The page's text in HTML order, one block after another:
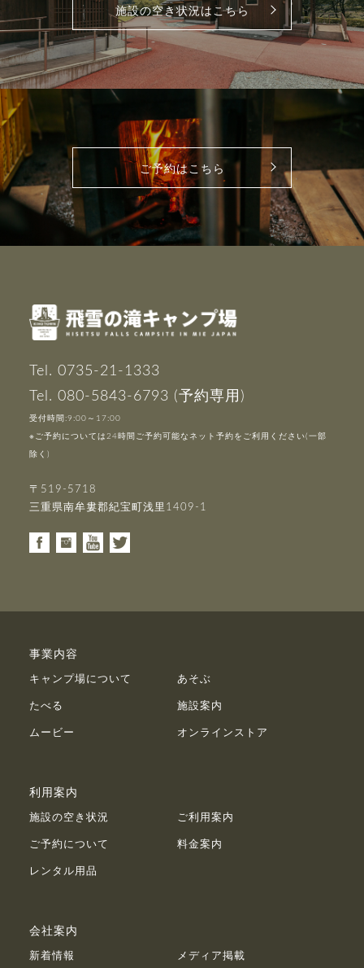
施設の空き状況はこちら
ご予約はこちら
Tel. 0735-21-1333
Tel. 080-5843-6793 (予約専用)
受付時間:9:00～17:00
※ご予約については24時間ご予約可能なネット予約をご利用ください(一部
除く)
〒519-5718
三重県南牟婁郡紀宝町浅里1409-1
事業内容
キャンプ場について あそぶ
たべる 施設案内
ムービー オンラインストア
利用案内
施設の空き状況 ご利用案内
ご予約について 料金案内
レンタル用品
会社案内
新着情報 メディア掲載